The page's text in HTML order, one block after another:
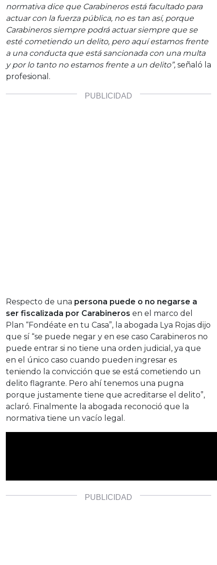
normativa dice que Carabineros está facultado para
actuar con la fuerza pública, no es tan así, porque
Carabineros siempre podrá actuar siempre que se
esté cometiendo un delito, pero aquí estamos frente
a una conducta que está sancionada con una multa
y por lo tanto no estamos frente a un delito”, señaló la
profesional.
Respecto de una persona puede o no negarse a
ser fiscalizada por Carabineros en el marco del
Plan “Fondéate en tu Casa”, la abogada Lya Rojas dijo
que sí “se puede negar y en ese caso Carabineros no
puede entrar si no tiene una orden judicial, ya que
en el único caso cuando pueden ingresar es
teniendo la convicción que se está cometiendo un
delito flagrante. Pero ahí tenemos una pugna
porque justamente tiene que acreditarse el delito”,
aclaró. Finalmente la abogada reconoció que la
normativa tiene un vacío legal.